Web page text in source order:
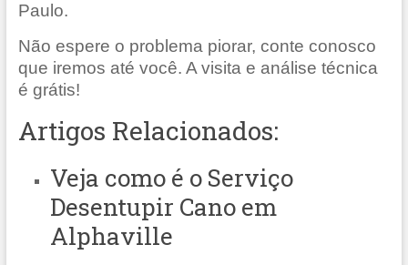
Paulo.
Não espere o problema piorar, conte conosco
que iremos até você. A visita e análise técnica
é grátis!
Artigos Relacionados:
Veja como é o Serviço
Desentupir Cano em
Alphaville